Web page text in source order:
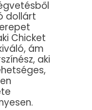
dollárt
Chicket
ám
aki